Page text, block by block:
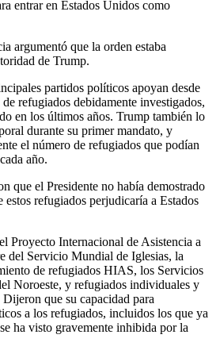
entrar en Estados Unidos como
argumentó que la orden estaba
de Trump.
partidos políticos apoyan desde
refugiados debidamente investigados,
en los últimos años. Trump también lo
durante su primer mandato, y
el número de refugiados que podían
año.
que el Presidente no había demostrado
estos refugiados perjudicaría a Estados
Proyecto Internacional de Asistencia a
del Servicio Mundial de Iglesias, la
de refugiados HIAS, los Servicios
Noroeste, y refugiados individuales y
que su capacidad para
a los refugiados, incluidos los que ya
ha visto gravemente inhibida por la